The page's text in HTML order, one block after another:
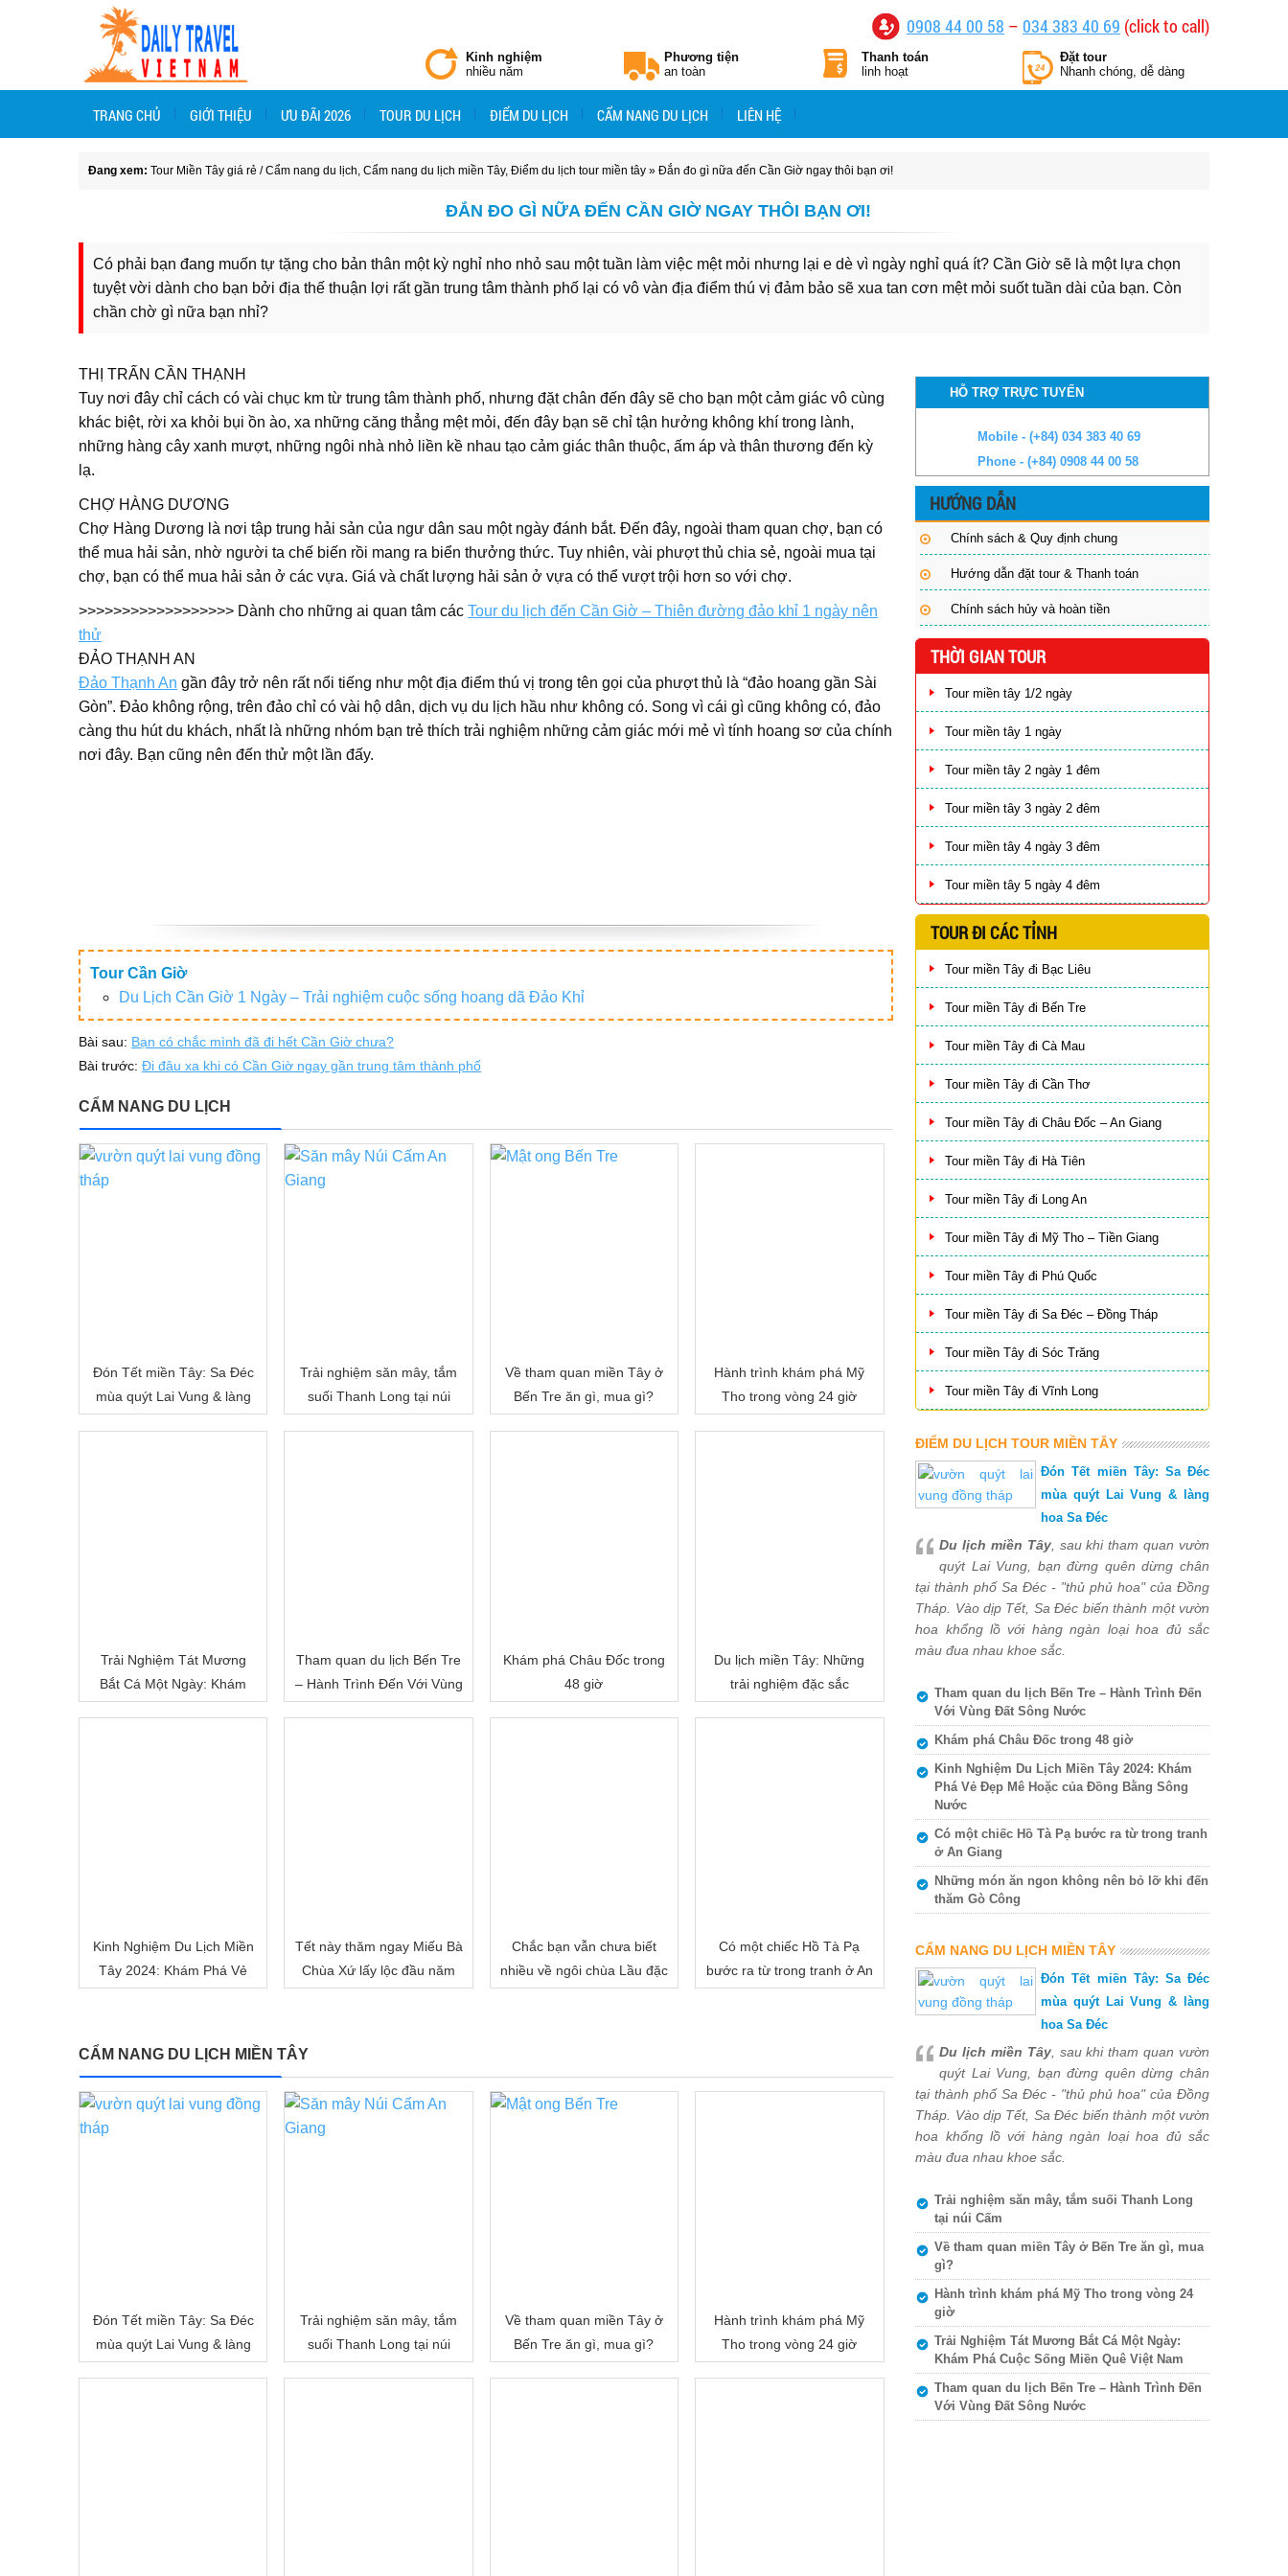
0908 44 00 58 – 034 383 40 69 (click to call)
Kinh nghiệm
nhiều năm
Phương tiện
an toàn
Thanh toán
linh hoạt
Đặt tour
Nhanh chóng, dễ dàng
TRANG CHỦ GIỚI THIỆU ƯU ĐÃI 2026 TOUR DU LỊCH ĐIỂM DU LỊCH CẨM NANG DU LỊCH LIÊN HỆ
Đang xem: Tour Miền Tây giá rẻ /Cẩm nang du lịch, Cẩm nang du lịch miền Tây, Điểm du lịch tour miền tây » Đắn đo gì nữa đến Cần Giờ ngay thôi bạn ơi!
ĐẮN ĐO GÌ NỮA ĐẾN CẦN GIỜ NGAY THÔI BẠN ƠI!
Có phải bạn đang muốn tự tặng cho bản thân một kỳ nghỉ nho nhỏ sau một tuần làm việc mệt mỏi nhưng lại e dè vì ngày nghỉ quá ít? Cần Giờ sẽ là một lựa chọn
tuyệt vời dành cho bạn bởi địa thế thuận lợi rất gần trung tâm thành phố lại có vô vàn địa điểm thú vị đảm bảo sẽ xua tan cơn mệt mỏi suốt tuần dài của bạn. Còn
chần chờ gì nữa bạn nhỉ?
THỊ TRẤN CẦN THẠNH
Tuy nơi đây chỉ cách có vài chục km từ trung tâm thành phố, nhưng đặt chân đến đây sẽ cho bạn một cảm giác vô cùng
khác biệt, rời xa khỏi bụi ồn ào, xa những căng thẳng mệt mỏi, đến đây bạn sẽ chỉ tận hưởng không khí trong lành,
những hàng cây xanh mượt, những ngôi nhà nhỏ liền kề nhau tạo cảm giác thân thuộc, ấm áp và thân thương đến kỳ
lạ.
CHỢ HÀNG DƯƠNG
Chợ Hàng Dương là nơi tập trung hải sản của ngư dân sau một ngày đánh bắt. Đến đây, ngoài tham quan chợ, bạn có
thể mua hải sản, nhờ người ta chế biến rồi mang ra biển thưởng thức. Tuy nhiên, vài phượt thủ chia sẻ, ngoài mua tại
chợ, bạn có thể mua hải sản ở các vựa. Giá và chất lượng hải sản ở vựa có thể vượt trội hơn so với chợ.
>>>>>>>>>>>>>>>>>> Dành cho những ai quan tâm các Tour du lịch đến Cần Giờ – Thiên đường đảo khỉ 1 ngày nên
thử
ĐẢO THẠNH AN
Đảo Thạnh An gần đây trở nên rất nổi tiếng như một địa điểm thú vị trong tên gọi của phượt thủ là “đảo hoang gần Sài
Gòn”. Đảo không rộng, trên đảo chỉ có vài hộ dân, dịch vụ du lịch hầu như không có. Song vì cái gì cũng không có, đảo
càng thu hút du khách, nhất là những nhóm bạn trẻ thích trải nghiệm những cảm giác mới mẻ vì tính hoang sơ của chính
nơi đây. Bạn cũng nên đến thử một lần đấy.
Tour Cần Giờ
Du Lịch Cần Giờ 1 Ngày – Trải nghiệm cuộc sống hoang dã Đảo Khỉ
Bài sau: Bạn có chắc mình đã đi hết Cần Giờ chưa?
Bài trước: Đi đâu xa khi có Cần Giờ ngay gần trung tâm thành phố
CẨM NANG DU LỊCH
Đón Tết miền Tây: Sa Đéc
mùa quýt Lai Vung & làng
Trải nghiệm săn mây, tắm
suối Thanh Long tại núi
Về tham quan miền Tây ở
Bến Tre ăn gì, mua gì?
Hành trình khám phá Mỹ
Tho trong vòng 24 giờ
Trải Nghiệm Tát Mương
Bắt Cá Một Ngày: Khám
Tham quan du lịch Bến Tre
– Hành Trình Đến Với Vùng
Khám phá Châu Đốc trong
48 giờ
Du lịch miền Tây: Những
trải nghiệm đặc sắc
Kinh Nghiệm Du Lịch Miền
Tây 2024: Khám Phá Vẻ
Tết này thăm ngay Miếu Bà
Chùa Xứ lấy lộc đầu năm
Chắc bạn vẫn chưa biết
nhiều về ngôi chùa Lầu đặc
Có một chiếc Hồ Tà Pạ
bước ra từ trong tranh ở An
CẨM NANG DU LỊCH MIỀN TÂY
Đón Tết miền Tây: Sa Đéc
mùa quýt Lai Vung & làng
Trải nghiệm săn mây, tắm
suối Thanh Long tại núi
Về tham quan miền Tây ở
Bến Tre ăn gì, mua gì?
Hành trình khám phá Mỹ
Tho trong vòng 24 giờ
HỖ TRỢ TRỰC TUYẾN
Mobile - (+84) 034 383 40 69
Phone - (+84) 0908 44 00 58
HƯỚNG DẪN
Chính sách & Quy định chung
Hướng dẫn đặt tour & Thanh toán
Chính sách hủy và hoàn tiền
THỜI GIAN TOUR
Tour miền tây 1/2 ngày
Tour miền tây 1 ngày
Tour miền tây 2 ngày 1 đêm
Tour miền tây 3 ngày 2 đêm
Tour miền tây 4 ngày 3 đêm
Tour miền tây 5 ngày 4 đêm
TOUR ĐI CÁC TỈNH
Tour miền Tây đi Bạc Liêu
Tour miền Tây đi Bến Tre
Tour miền Tây đi Cà Mau
Tour miền Tây đi Cần Thơ
Tour miền Tây đi Châu Đốc – An Giang
Tour miền Tây đi Hà Tiên
Tour miền Tây đi Long An
Tour miền Tây đi Mỹ Tho – Tiền Giang
Tour miền Tây đi Phú Quốc
Tour miền Tây đi Sa Đéc – Đồng Tháp
Tour miền Tây đi Sóc Trăng
Tour miền Tây đi Vĩnh Long
ĐIỂM DU LỊCH TOUR MIỀN TÂY
Đón Tết miền Tây: Sa Đéc
mùa quýt Lai Vung & làng
hoa Sa Đéc
Du lịch miền Tây, sau khi tham quan vườn
quýt Lai Vung, bạn đừng quên dừng chân
tại thành phố Sa Đéc - "thủ phủ hoa" của Đồng
Tháp. Vào dịp Tết, Sa Đéc biến thành một vườn
hoa khổng lồ với hàng ngàn loại hoa đủ sắc
màu đua nhau khoe sắc.
Tham quan du lịch Bến Tre – Hành Trình Đến
Với Vùng Đất Sông Nước
Khám phá Châu Đốc trong 48 giờ
Kinh Nghiệm Du Lịch Miền Tây 2024: Khám
Phá Vẻ Đẹp Mê Hoặc của Đồng Bằng Sông
Nước
Có một chiếc Hồ Tà Pạ bước ra từ trong tranh
ở An Giang
Những món ăn ngon không nên bỏ lỡ khi đến
thăm Gò Công
CẨM NANG DU LỊCH MIỀN TÂY
Đón Tết miền Tây: Sa Đéc
mùa quýt Lai Vung & làng
hoa Sa Đéc
Du lịch miền Tây, sau khi tham quan vườn
quýt Lai Vung, bạn đừng quên dừng chân
tại thành phố Sa Đéc - "thủ phủ hoa" của Đồng
Tháp. Vào dịp Tết, Sa Đéc biến thành một vườn
hoa khổng lồ với hàng ngàn loại hoa đủ sắc
màu đua nhau khoe sắc.
Trải nghiệm săn mây, tắm suối Thanh Long
tại núi Cấm
Về tham quan miền Tây ở Bến Tre ăn gì, mua
gì?
Hành trình khám phá Mỹ Tho trong vòng 24
giờ
Trải Nghiệm Tát Mương Bắt Cá Một Ngày:
Khám Phá Cuộc Sống Miền Quê Việt Nam
Tham quan du lịch Bến Tre – Hành Trình Đến
Với Vùng Đất Sông Nước